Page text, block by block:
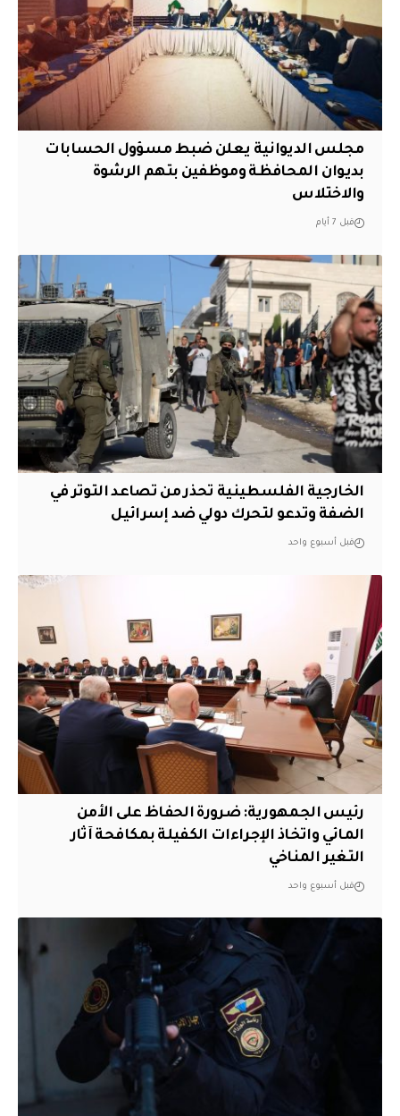
مجلس الديوانية يعلن ضبط مسؤول الحسابات
بديوان المحافظة وموظفين بتهم الرشوة
والاختلاس
قبل 7 أيام
الخارجية الفلسطينية تحذر من تصاعد التوتر في
الضفة وتدعو لتحرك دولي ضد إسرائيل
قبل أسبوع واحد
رئيس الجمهورية: ضرورة الحفاظ على الأمن
المائي واتخاذ الإجراءات الكفيلة بمكافحة آثار
التغير المناخي
قبل أسبوع واحد